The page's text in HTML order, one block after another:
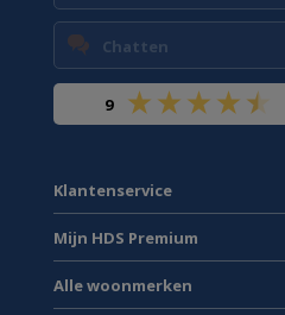
Chatten
9
Klantenservice
Mijn HDS Premium
Alle woonmerken